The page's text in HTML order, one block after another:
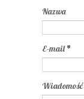
Nazwa
E-mail*
Wiadomość